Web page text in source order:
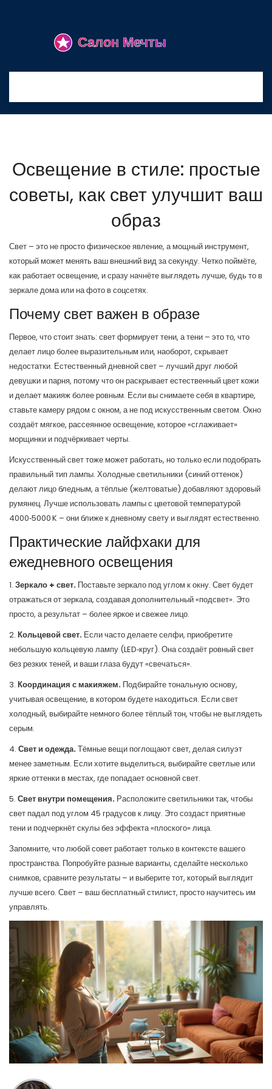
Освещение в стиле: простые
советы, как свет улучшит ваш
образ
Свет – это не просто физическое явление, а мощный инструмент,
который может менять ваш внешний вид за секунду. Четко поймёте,
как работает освещение, и сразу начнёте выглядеть лучше, будь то в
зеркале дома или на фото в соцсетях.
Почему свет важен в образе
Первое, что стоит знать: свет формирует тени, а тени – это то, что
делает лицо более выразительным или, наоборот, скрывает
недостатки. Естественный дневной свет – лучший друг любой
девушки и парня, потому что он раскрывает естественный цвет кожи
и делает макияж более ровным. Если вы снимаете себя в квартире,
ставьте камеру рядом с окном, а не под искусственным светом. Окно
создаёт мягкое, рассеянное освещение, которое «сглаживает»
морщинки и подчёркивает черты.
Искусственный свет тоже может работать, но только если подобрать
правильный тип лампы. Холодные светильники (синий оттенок)
делают лицо бледным, а тёплые (желтоватые) добавляют здоровый
румянец. Лучше использовать лампы с цветовой температурой
4000‑5000 K – они ближе к дневному свету и выглядят естественно.
Практические лайфхаки для
ежедневного освещения
1. Зеркало + свет. Поставьте зеркало под углом к окну. Свет будет
отражаться от зеркала, создавая дополнительный «подсвет». Это
просто, а результат – более яркое и свежее лицо.
2. Кольцевой свет. Если часто делаете селфи, приобретите
небольшую кольцевую лампу (LED‑круг). Она создаёт ровный свет
без резких теней, и ваши глаза будут «свечаться».
3. Координация с макияжем. Подбирайте тональную основу,
учитывая освещение, в котором будете находиться. Если свет
холодный, выбирайте немного более тёплый тон, чтобы не выглядеть
серым.
4. Свет и одежда.Тёмные вещи поглощают свет, делая силуэт
менее заметным. Если хотите выделиться, выбирайте светлые или
яркие оттенки в местах, где попадает основной свет.
5. Свет внутри помещения. Расположите светильники так, чтобы
свет падал под углом 45 градусов к лицу. Это создаст приятные
тени и подчеркнёт скулы без эффекта «плоского» лица.
Запомните, что любой совет работает только в контексте вашего
пространства. Попробуйте разные варианты, сделайте несколько
снимков, сравните результаты – и выберите тот, который выглядит
лучше всего. Свет – ваш бесплатный стилист, просто научитесь им
управлять.